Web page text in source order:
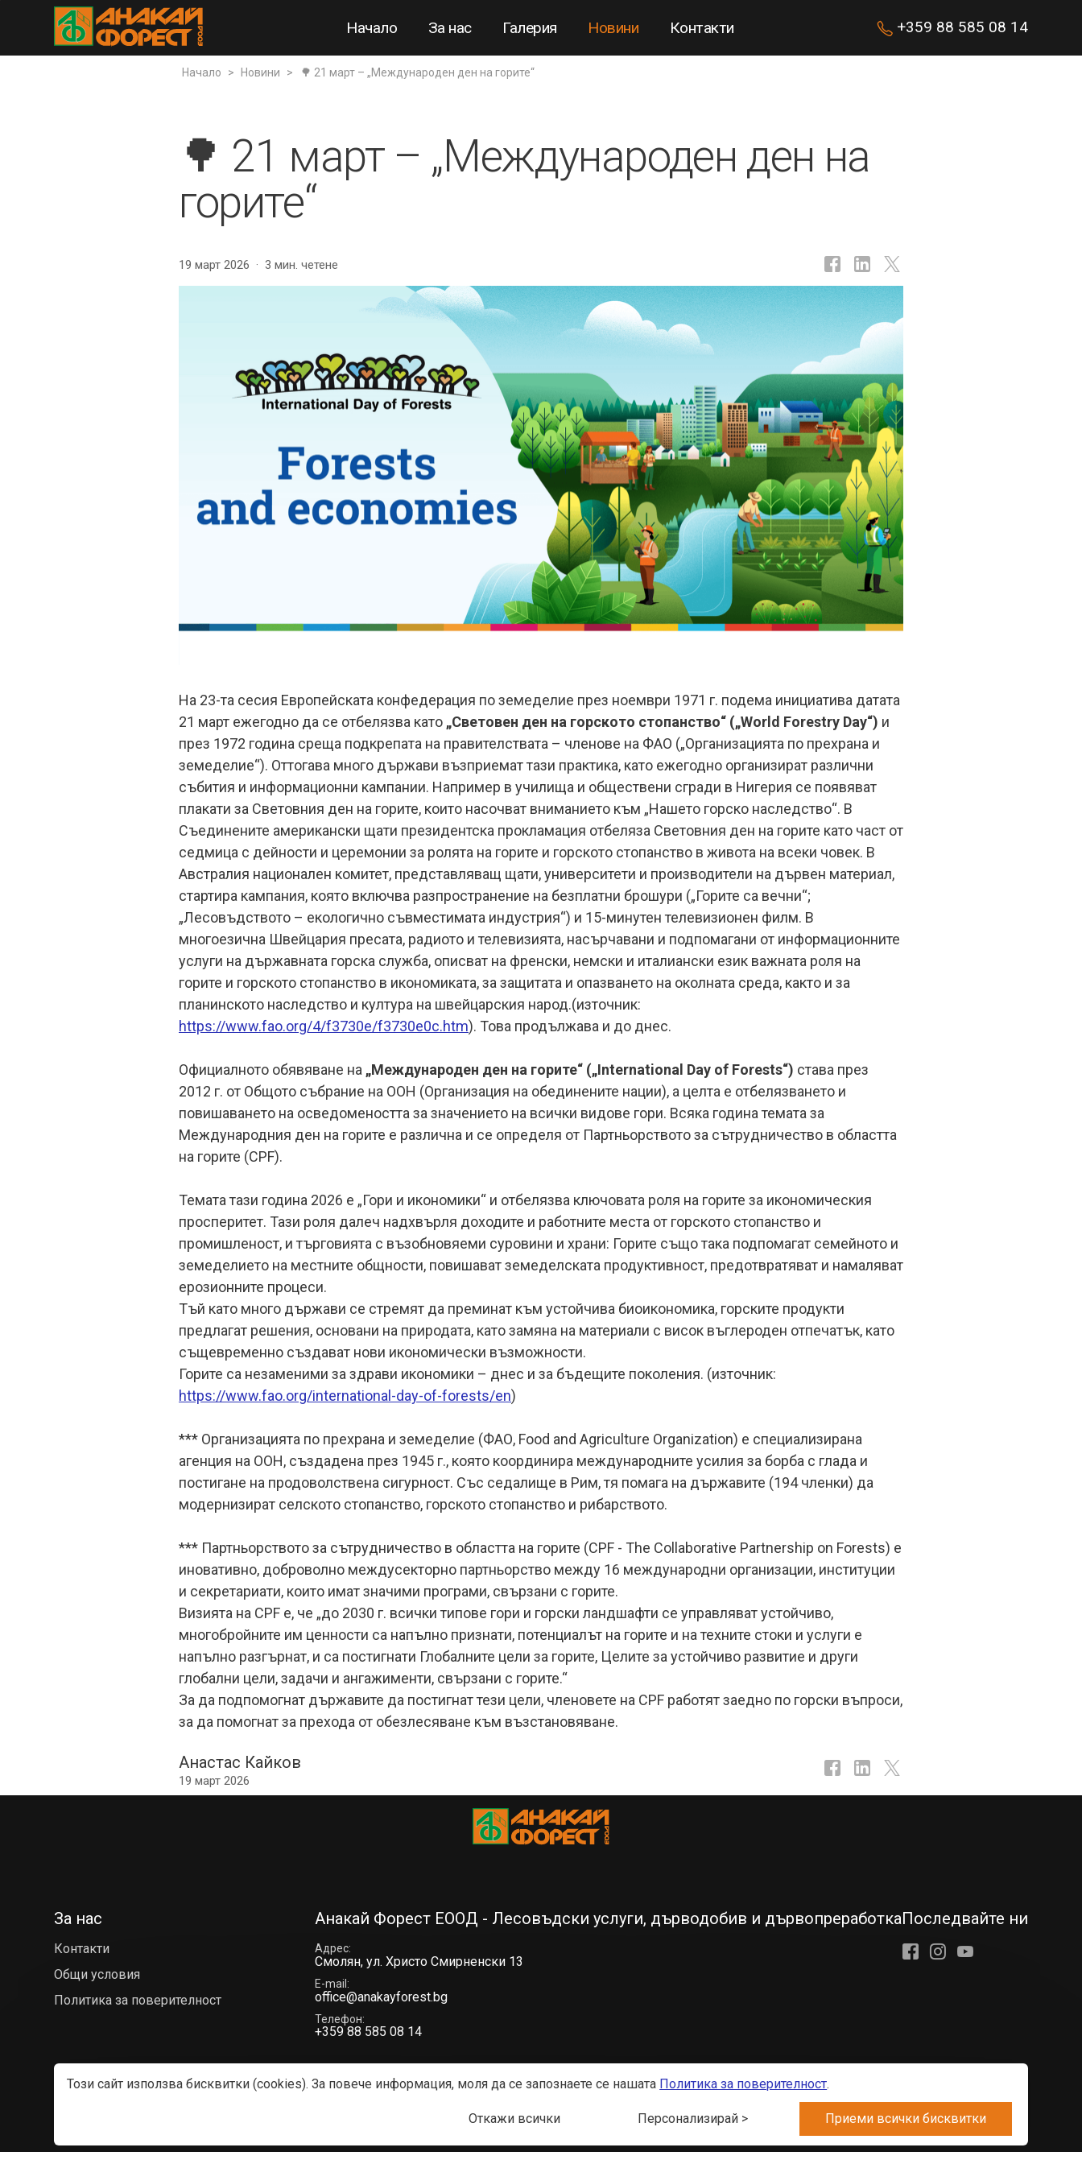
Начало За нас Галерия Новини Контакти +359 88 585 08 14
Начало > Новини > 🌳 21 март – „Международен ден на горите“
🌳 21 март – „Международен ден на
горите“
19 март 2026 3 мин. четене
На 23-та сесия Европейската конфедерация по земеделие през ноември 1971 г. подема инициатива датата
21 март ежегодно да се отбелязва като „Световен ден на горското стопанство“ („World Forestry Day“) и
през 1972 година среща подкрепата на правителствата – членове на ФАО („Организацията по прехрана и
земеделие“). Оттогава много държави възприемат тази практика, като ежегодно организират различни
събития и информационни кампании. Например в училища и обществени сгради в Нигерия се появяват
плакати за Световния ден на горите, които насочват вниманието към „Нашето горско наследство“. В
Съединените американски щати президентска прокламация отбеляза Световния ден на горите като част от
седмица с дейности и церемонии за ролята на горите и горското стопанство в живота на всеки човек. В
Австралия национален комитет, представляващ щати, университети и производители на дървен материал,
стартира кампания, която включва разпространение на безплатни брошури („Горите са вечни“;
„Лесовъдството – екологично съвместимата индустрия“) и 15-минутен телевизионен филм. В
многоезична Швейцария пресата, радиото и телевизията, насърчавани и подпомагани от информационните
услуги на държавната горска служба, описват на френски, немски и италиански език важната роля на
горите и горското стопанство в икономиката, за защитата и опазването на околната среда, както и за
планинското наследство и култура на швейцарския народ.(източник:
https://www.fao.org/4/f3730e/f3730e0c.htm). Това продължава и до днес.
Официалното обявяване на „Международен ден на горите“ („International Day of Forests“) става през
2012 г. от Общото събрание на ООН (Организация на обединените нации), а целта е отбелязването и
повишаването на осведомеността за значението на всички видове гори. Всяка година темата за
Международния ден на горите е различна и се определя от Партньорството за сътрудничество в областта
на горите (CPF).
Темата тази година 2026 е „Гори и икономики“ и отбелязва ключовата роля на горите за икономическия
просперитет. Тази роля далеч надхвърля доходите и работните места от горското стопанство и
промишленост, и търговията с възобновяеми суровини и храни: Горите също така подпомагат семейното и
земеделието на местните общности, повишават земеделската продуктивност, предотвратяват и намаляват
ерозионните процеси.
Тъй като много държави се стремят да преминат към устойчива биоикономика, горските продукти
предлагат решения, основани на природата, като замяна на материали с висок въглероден отпечатък, като
същевременно създават нови икономически възможности.
Горите са незаменими за здрави икономики – днес и за бъдещите поколения. (източник:
https://www.fao.org/international-day-of-forests/en)
*** Организацията по прехрана и земеделие (ФАО, Food and Agriculture Organization) е специализирана
агенция на ООН, създадена през 1945 г., която координира международните усилия за борба с глада и
постигане на продоволствена сигурност. Със седалище в Рим, тя помага на държавите (194 членки) да
модернизират селското стопанство, горското стопанство и рибарството.
*** Партньорството за сътрудничество в областта на горите (CPF - The Collaborative Partnership on Forests) е
иновативно, доброволно междусекторно партньорство между 16 международни организации, институции
и секретариати, които имат значими програми, свързани с горите.
Визията на CPF е, че „до 2030 г. всички типове гори и горски ландшафти се управляват устойчиво,
многобройните им ценности са напълно признати, потенциалът на горите и на техните стоки и услуги е
напълно разгърнат, и са постигнати Глобалните цели за горите, Целите за устойчиво развитие и други
глобални цели, задачи и ангажименти, свързани с горите.“
За да подпомогнат държавите да постигнат тези цели, членовете на CPF работят заедно по горски въпроси,
за да помогнат за прехода от обезлесяване към възстановяване.
Анастас Кайков
19 март 2026
За нас
Контакти
Общи условия
Политика за поверителност
Анакай Форест ЕООД - Лесовъдски услуги, дърводобив и дървопреработка
Адрес
Смолян, ул. Христо Смирненски 13
E-mail
office@anakayforest.bg
Телефон
+359 88 585 08 14
Последвайте ни
FacebookInstagram
Този сайт използва бисквитки (cookies). За повече информация, моля да се запознаете се нашaтa Политика за поверителност.
Откажи всички Персонализирай > Приеми всички бисквитки